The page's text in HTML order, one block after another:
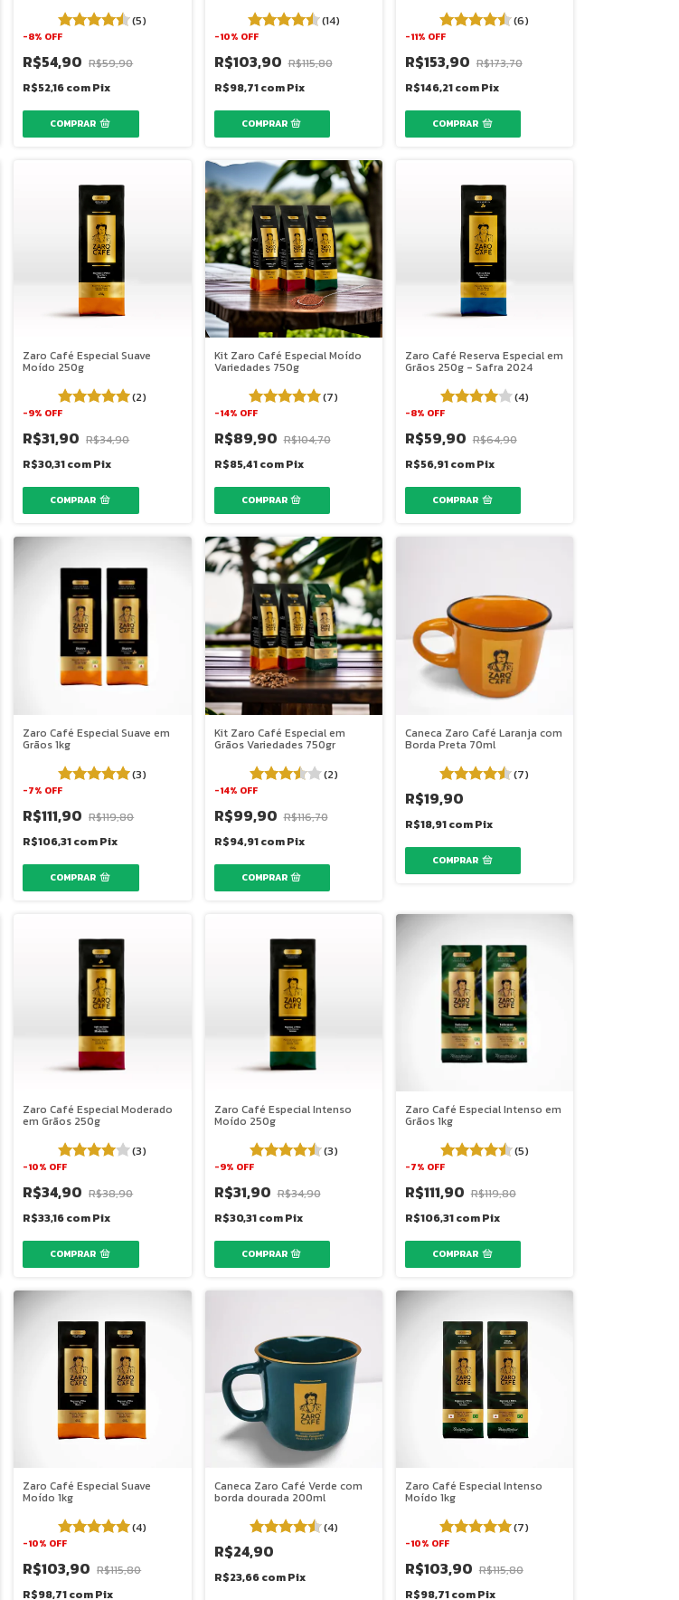
(5)
-8% OFF
R$54,90 R$59,90
R$52,16comPix
(14)
-10% OFF
R$103,90 R$115,80
R$98,71comPix
(6)
-11% OFF
R$153,90 R$173,70
R$146,21comPix
Zaro Café Especial Suave
Moído 250g
(2)
-9% OFF
R$31,90 R$34,90
R$30,31comPix
Kit Zaro Café Especial Moído
Variedades 750g
(7)
-14% OFF
R$89,90 R$104,70
R$85,41comPix
Zaro Café Reserva Especial em
Grãos 250g - Safra 2024
(4)
-8% OFF
R$59,90 R$64,90
R$56,91comPix
Zaro Café Especial Suave em
Grãos 1kg
(3)
-7% OFF
R$111,90 R$119,80
R$106,31comPix
Kit Zaro Café Especial em
Grãos Variedades 750gr
(2)
-14% OFF
R$99,90 R$116,70
R$94,91comPix
Caneca Zaro Café Laranja com
Borda Preta 70ml
(7)
R$19,90
R$18,91comPix
Zaro Café Especial Moderado
em Grãos 250g
(3)
-10% OFF
R$34,90 R$38,90
R$33,16comPix
Zaro Café Especial Intenso
Moído 250g
(3)
-9% OFF
R$31,90 R$34,90
R$30,31comPix
Zaro Café Especial Intenso em
Grãos 1kg
(5)
-7% OFF
R$111,90 R$119,80
R$106,31comPix
Zaro Café Especial Suave
Moído 1kg
(4)
-10% OFF
R$103,90 R$115,80
R$98,71comPix
Caneca Zaro Café Verde com
borda dourada 200ml
(4)
R$24,90
R$23,66comPix
Zaro Café Especial Intenso
Moído 1kg
(7)
-10% OFF
R$103,90 R$115,80
R$98,71comPix